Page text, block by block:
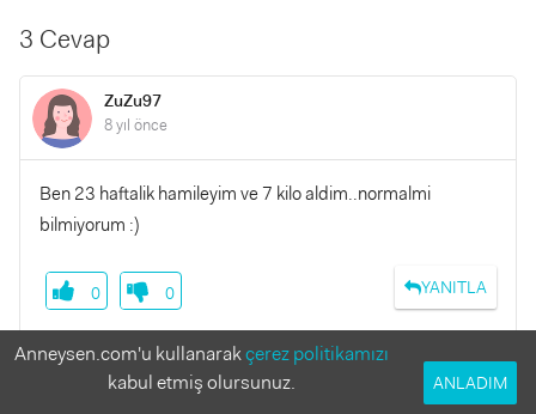
3 Cevap
ZuZu97
8 yıl önce
Ben 23 haftalik hamileyim ve 7 kilo aldim..normalmi
bilmiyorum :)
YANITLA
0 0
Yeni anne :)
Anneysen.com'u kullanarakçerez politikamızı
kabul etmiş olursunuz.
ANLADIM